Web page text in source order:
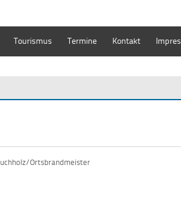
Tourismus Termine Kontakt
Ortsbrandmeister